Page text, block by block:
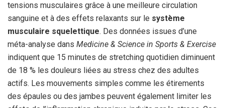
tensions musculaires grâce à une meilleure circulation
sanguine et à des effets relaxants sur le système
musculaire squelettique. Des données issues d’une
méta-analyse dans Medicine & Science in Sports & Exercise
indiquent que 15 minutes de stretching quotidien diminuent
de 18 % les douleurs liées au stress chez des adultes
actifs. Les mouvements simples comme les étirements
des épaules ou des jambes peuvent également limiter les